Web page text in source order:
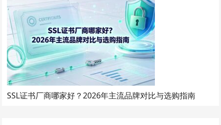
SSL证书厂商哪家好？2026年主流品牌对比与选购指南